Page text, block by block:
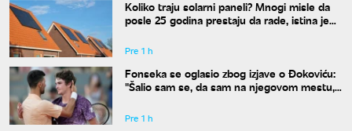
Koliko traju solarni paneli? Mnogi misle da
posle 25 godina prestaju da rade, istina je
Pre 1 h
Fonseka se oglasio zbog izjave o Đokoviću:
"Šalio sam se, da sam na njegovom mestu,
Pre 1 h